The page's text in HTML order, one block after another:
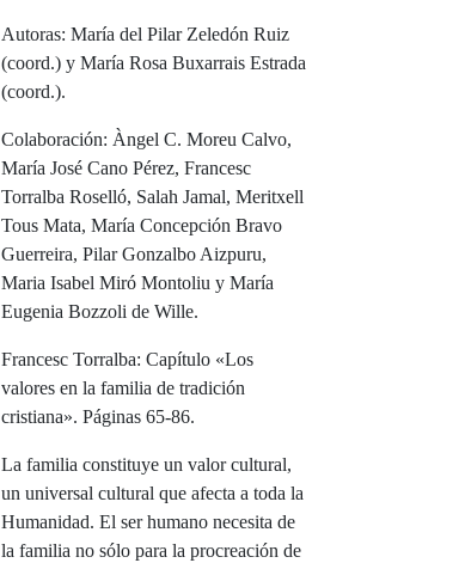
Autoras: María del Pilar Zeledón Ruiz
(coord.) y María Rosa Buxarrais Estrada
(coord.).
Colaboración: Àngel C. Moreu Calvo,
María José Cano Pérez, Francesc
Torralba Roselló, Salah Jamal, Meritxell
Tous Mata, María Concepción Bravo
Guerreira, Pilar Gonzalbo Aizpuru,
Maria Isabel Miró Montoliu y María
Eugenia Bozzoli de Wille.
Francesc Torralba: Capítulo «Los
valores en la familia de tradición
cristiana». Páginas 65-86.
La familia constituye un valor cultural,
un universal cultural que afecta a toda la
Humanidad. El ser humano necesita de
la familia no sólo para la procreación de